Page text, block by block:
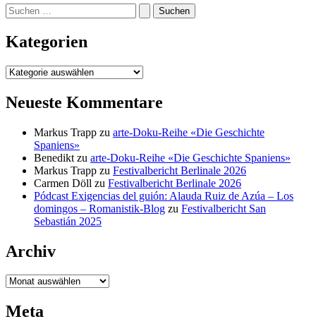
Suchen
nach:
Kategorien
Kategorien
Neueste Kommentare
Markus Trapp zu arte-Doku-Reihe «Die Geschichte
Spaniens»
Benedikt zu arte-Doku-Reihe «Die Geschichte Spaniens»
Markus Trapp zu Festivalbericht Berlinale 2026
Carmen Döll zu Festivalbericht Berlinale 2026
Pódcast Exigencias del guión: Alauda Ruiz de Azúa – Los
domingos – Romanistik-Blog zu Festivalbericht San
Sebastián 2025
Archiv
Archiv
Meta